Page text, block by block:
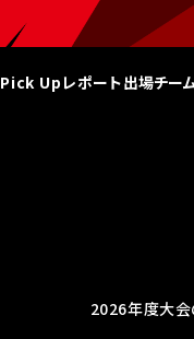
Pick Upレポート出場チー
2026年度大会